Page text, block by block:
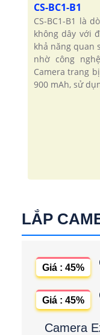
CS-BC1-B1
CS-BC1-B1 là
không dây với
khả năng quan
nhờ công
Camera trang
900 mAh, sử
LẮP
Giá : 45%
Giá : 45%
Camera